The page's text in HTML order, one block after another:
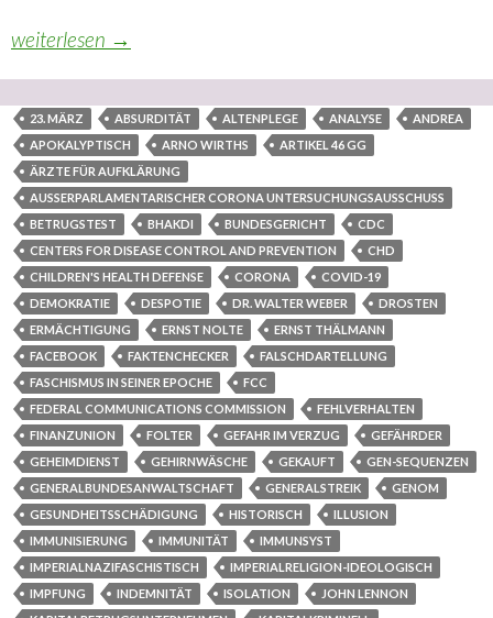
Kleine Analyse: Konzernpolitisch staatsterroristische
weiterlesen →
23. MÄRZ ABSURDITÄT ALTENPLEGE ANALYSE
ANDREA
APOKALYPTISCH
ARNO WIRTHS
ARTIKEL 46 GG
ÄRZTE FÜR AUFKLÄRUNG
AUSSERPARLAMENTARISCHER CORONA UNTERSUCHUNGSAUSSCHUSS
BETRUGSTEST
BHAKDI BUNDESGERICHT
CDC
CENTERS FOR DISEASE CONTROL AND PREVENTION
CHD
CHILDREN'S HEALTH DEFENSE
CORONA
COVID-19
DEMOKRATIE
DESPOTIE DR. WALTER WEBER
DROSTEN
ERMÄCHTIGUNG
ERNST NOLTE
ERNST THÄLMANN
FACEBOOK
FAKTENCHECKER
FALSCHDARTELLUNG
FASCHISMUS IN SEINER EPOCHE
FCC
FEDERAL COMMUNICATIONS COMMISSION
FEHLVERHALTEN
FINANZUNION
FOLTER GEFAHR IM VERZUG
GEFÄHRDER
GEHEIMDIENST
GEHIRNWÄSCHE GEKAUFT
GEN-SEQUENZEN
GENERALBUNDESANWALTSCHAFT
GENERALSTREIK
GENOM
GESUNDHEITSSCHÄDIGUNG
HISTORISCH
ILLUSION
IMMUNISIERUNG
IMMUNITÄT
IMMUNSYST
IMPERIALNAZIFASCHISTISCH
IMPERIALRELIGION-IDEOLOGISCH
IMPFUNG
INDEMNITÄT ISOLATION
JOHN LENNON